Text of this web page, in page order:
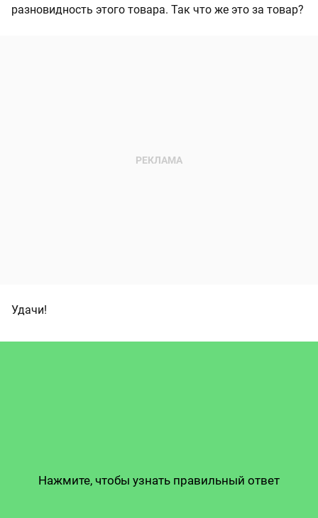
разновидность этого товара. Так что же это за товар?
Удачи!
Нажмите, чтобы узнать правильный ответ